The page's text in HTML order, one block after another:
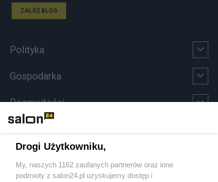
ZAŁÓŻ BLOG
Polityka
Gospodarka
Rozmaitości
Sport
Drogi Użytkowniku,
My, naszych 1162 zaufanych partnerów oraz inne
podmioty z salon24.pl uzyskujemy dostęp i